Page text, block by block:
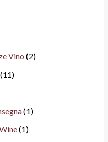
Vino (2)
(11)
(1)
(1)